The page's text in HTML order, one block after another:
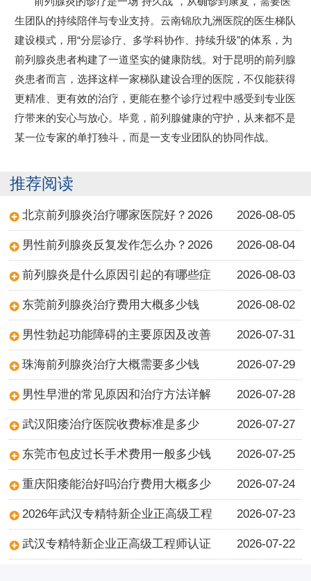
生团队的持续陪伴与专业支持。云南锦欣九洲医院的医生梯队
建设模式，用“分层诊疗、多学科协作、持续升级”的体系，为
前列腺炎患者构建了一道坚实的健康防线。对于昆明的前列腺
炎患者而言，选择这样一家梯队建设合理的医院，不仅能获得
更精准、更有效的治疗，更能在整个诊疗过程中感受到专业医
疗带来的安心与放心。毕竟，前列腺健康的守护，从来都不是
某一位专家的单打独斗，而是一支专业团队的协同作战。
推荐阅读
北京前列腺炎治疗哪家医院好？2026 2026-08-05
男性前列腺炎反复发作怎么办？2026 2026-08-04
前列腺炎是什么原因引起的有哪些症 2026-08-03
东莞前列腺炎治疗费用大概多少钱 2026-08-02
男性勃起功能障碍的主要原因及改善 2026-07-31
珠海前列腺炎治疗大概需要多少钱 2026-07-29
男性早泄的常见原因和治疗方法详解 2026-07-28
武汉阳痿治疗医院收费标准是多少 2026-07-27
东莞市包皮过长手术费用一般多少钱 2026-07-25
重庆阳痿能治好吗治疗费用大概多少 2026-07-24
2026年武汉专精特新企业正高级工程 2026-07-23
武汉专精特新企业正高级工程师认证 2026-07-22